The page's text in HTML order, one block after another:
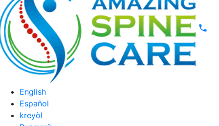
English
Español
kreyòl